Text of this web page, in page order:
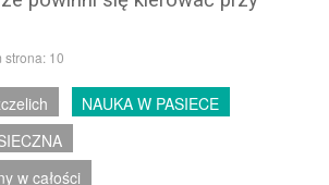
strona: 10
NAUKA W PASIECE
w całości